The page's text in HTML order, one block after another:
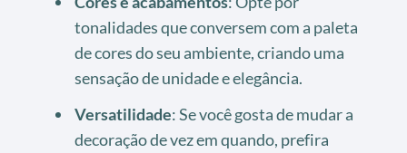
tonalidades que conversem com a paleta
de cores do seu ambiente, criando uma
sensação de unidade e elegância.
Versatilidade: Se você gosta de mudar a
decoração de vez em quando, prefira